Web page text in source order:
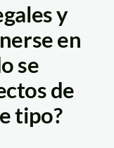
y
en
se
de
tipo?